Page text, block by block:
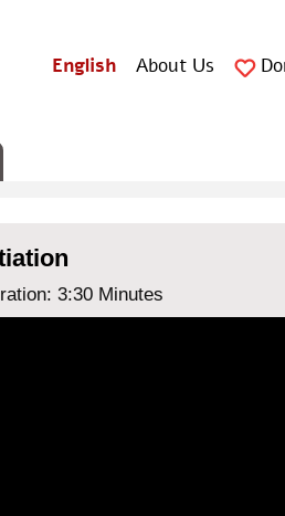
About Us
English
‎3:30 Minutes